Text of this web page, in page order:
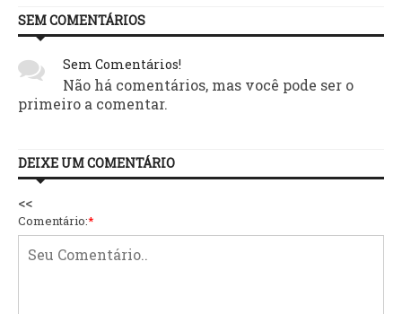
SEM COMENTÁRIOS
Sem Comentários!
Não há comentários, mas você pode ser o
primeiro a comentar.
DEIXE UM COMENTÁRIO
<<
Comentário:*